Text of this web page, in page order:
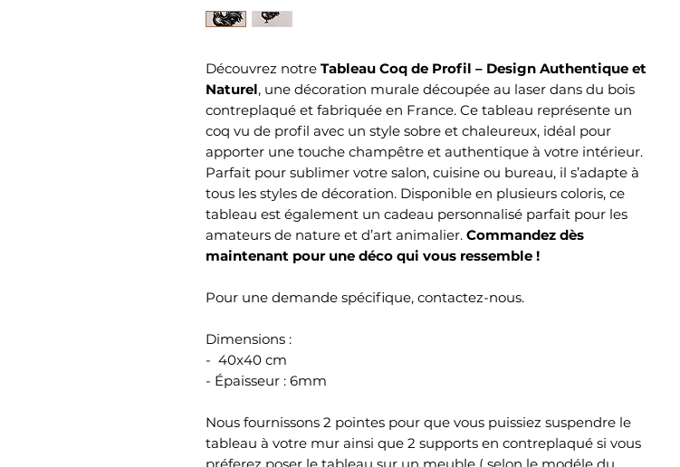
Découvrez notre Tableau Coq de Profil – Design Authentique et
Naturel, une décoration murale découpée au laser dans du bois
contreplaqué et fabriquée en France. Ce tableau représente un
coq vu de profil avec un style sobre et chaleureux, idéal pour
apporter une touche champêtre et authentique à votre intérieur.
Parfait pour sublimer votre salon, cuisine ou bureau, il s’adapte à
tous les styles de décoration. Disponible en plusieurs coloris, ce
tableau est également un cadeau personnalisé parfait pour les
amateurs de nature et d’art animalier. Commandez dès
maintenant pour une déco qui vous ressemble !
Pour une demande spécifique, contactez-nous.
Dimensions :
- 40x40 cm
- Épaisseur : 6mm
Nous fournissons 2 pointes pour que vous puissiez suspendre le
tableau à votre mur ainsi que 2 supports en contreplaqué si vous
préferez poser le tableau sur un meuble ( selon le modéle du